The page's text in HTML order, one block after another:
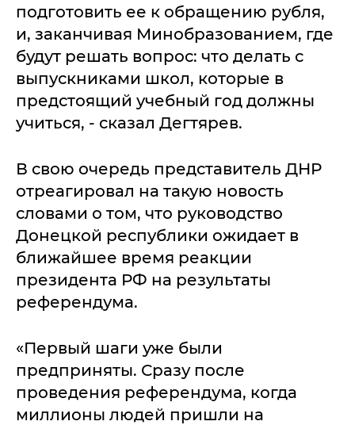
подготовить ее к обращению рубля,
и, заканчивая Минобразованием, где
будут решать вопрос: что делать с
выпускниками школ, которые в
предстоящий учебный год должны
учиться, - сказал Дегтярев.
В свою очередь представитель ДНР
отреагировал на такую новость
словами о том, что руководство
Донецкой республики ожидает в
ближайшее время реакции
президента РФ на результаты
референдума.
«Первый шаги уже были
предприняты. Сразу после
проведения референдума, когда
миллионы людей пришли на